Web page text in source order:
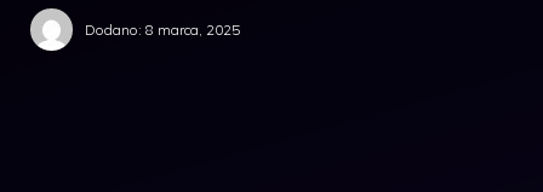
Dodano: 8 marca, 2025